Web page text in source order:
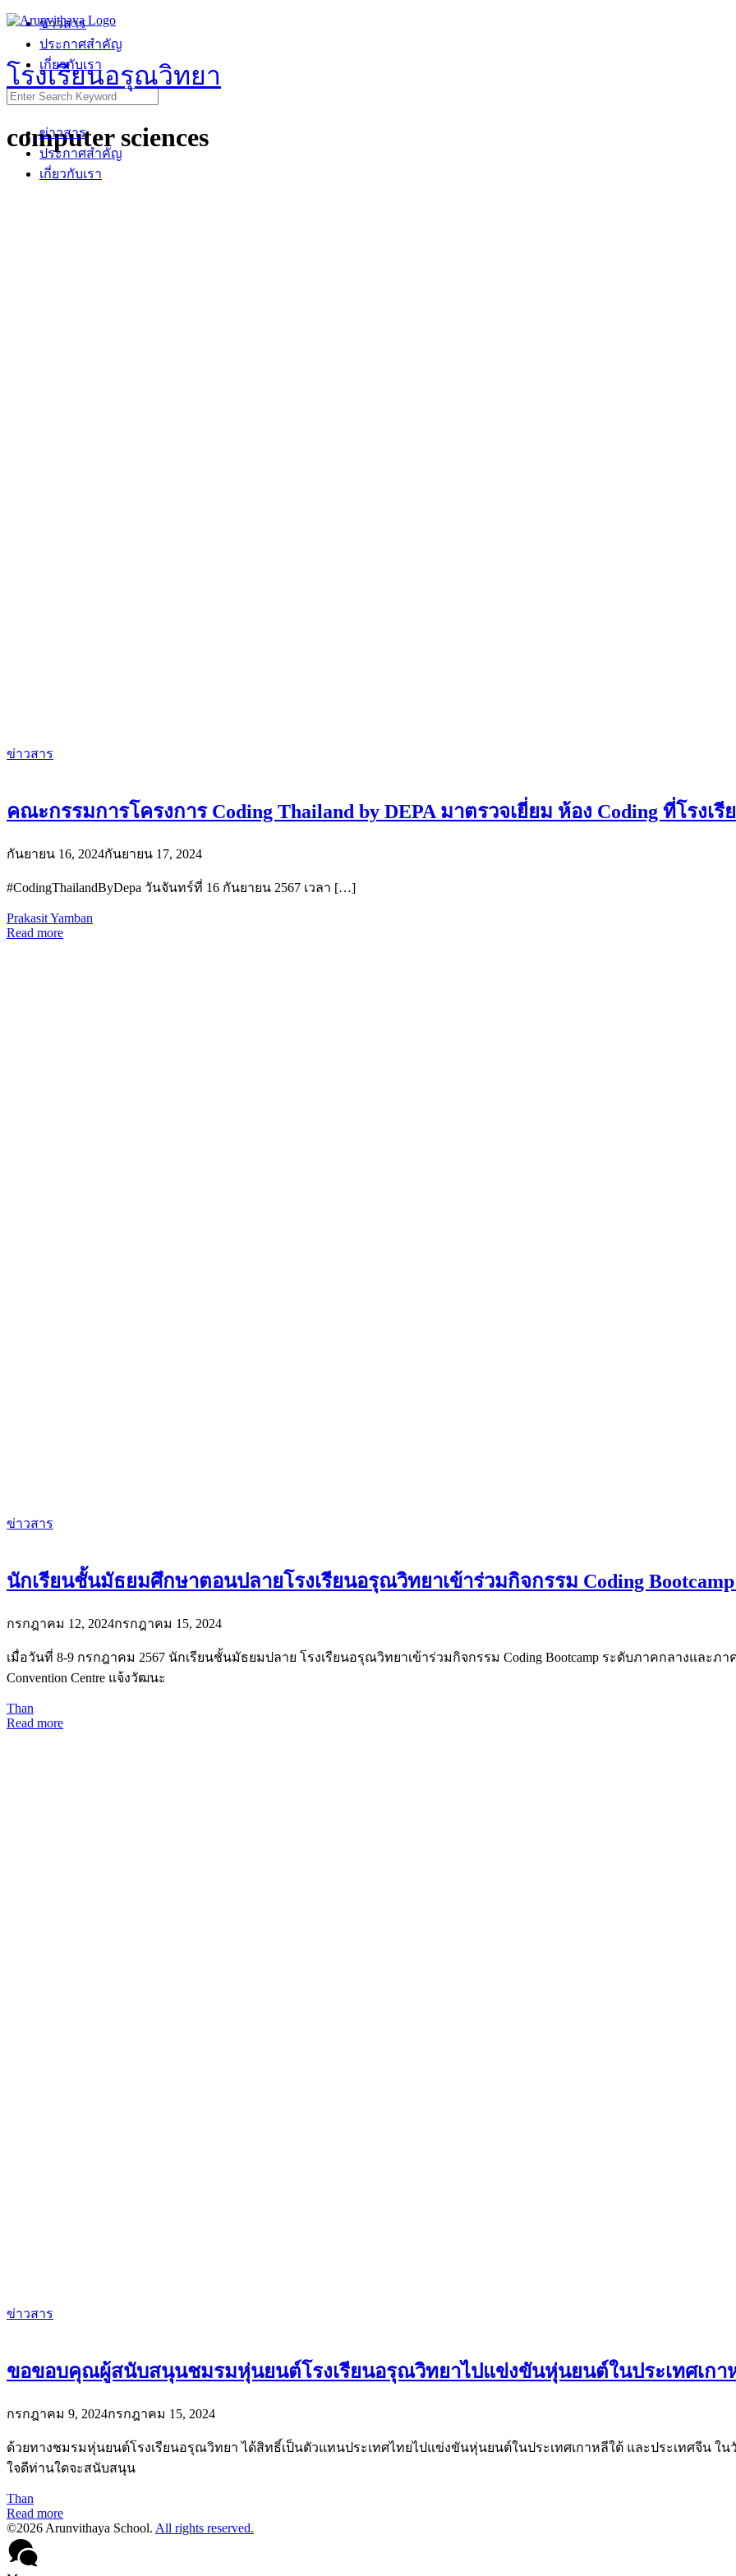
Skip
content
โรงเรียนอรุณวิทยา
ข่าวสาร
ประกาศสำคัญ
เกี่ยวกับเรา
ข่าวสาร
ประกาศสำคัญ
เกี่ยวกับเรา
Search
for:
computer sciences
ข่าวสาร
คณะกรรมการโครงการ Coding Thailand by DEPA มาตรวจเยี่ยม ห้อง Coding ที่โรงเ
กันยายน 16, 2024กันยายน 17, 2024
#CodingThailandByDepa วันจันทร์ที่ 16 กันยายน 2567 เวลา […]
Prakasit Yamban
Read more
ข่าวสาร
นักเรียนชั้นมัธยมศึกษาตอนปลายโรงเรียนอรุณวิทยาเข้าร่วมกิจกรรม Coding
กรกฎาคม 12, 2024กรกฎาคม 15, 2024
เมื่อวันที่ 8-9 กรกฎาคม 2567 นักเรียนชั้นมัธยมปลาย โรงเรียนอรุณวิทยาเข้าร่วมกิจกรรม Coding Bootcamp ระดับภาคกลางและภาค
Convention Centre แจ้งวัฒนะ
Than
Read more
ข่าวสาร
ขอขอบคุณผู้สนับสนุนชมรมหุ่นยนต์โรงเรียนอรุณวิทยาไปแข่งขันหุ่นยนต์ในประเทศเกา
กรกฎาคม 9, 2024กรกฎาคม 15, 2024
ด้วยทางชมรมหุ่นยนต์โรงเรียนอรุณวิทยา ได้สิทธิ์เป็นตัวแทนประเทศไทยไปแข่งขันหุ่นยนต์ในประเทศเกาหลีใต้ และประเทศจีน ใน
ใจดีท่านใดจะสนับสนุน
Than
Read more
©2026 Arunvithaya School. All rights reserved.